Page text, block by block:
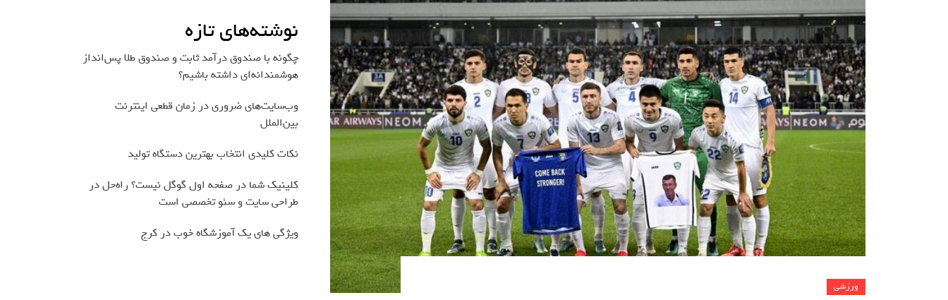
ورزشی
نوشته‌های تازه
چگونه با صندوق درآمد ثابت و صندوق طلا پس‌انداز
هوشمندانه‌ای داشته باشیم؟
وب‌سایت‌های ضروری در زمان قطعی اینترنت
بین‌الملل
نکات کلیدی انتخاب بهترین دستگاه تولید
کلینیک شما در صفحه اول گوگل نیست؟ راه‌حل در
طراحی سایت و سئو تخصصی است
ویژگی های یک آموزشگاه خوب در کرج